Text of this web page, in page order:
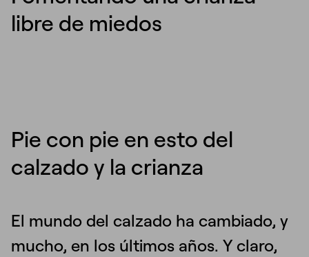
libre de miedos
Pie con pie en esto del
calzado y la crianza
El mundo del calzado ha cambiado, y
mucho, en los últimos años. Y claro,